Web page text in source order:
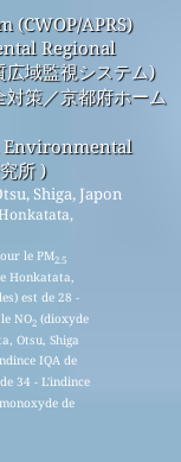
(CWOP/APRS)
Regional
域監視システム)
策／京都府ホーム
所 )
Shiga, Japon
le PM2.5
Honkatata,
est de 28 -
NO2 (dioxyde
Otsu, Shiga
IQA de
34 - L'indince
de